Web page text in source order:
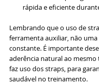
rápida e eficiente
Lembrando que o uso de
ferramenta auxiliar, não
constante. É importante
aderência natural ao
faz uso dos straps, para
saudável no treinamento.